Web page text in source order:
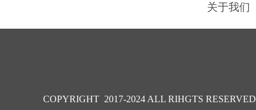
关于我们
COPYRIGHT 2017-2024 ALL RIHGTS RESERVED